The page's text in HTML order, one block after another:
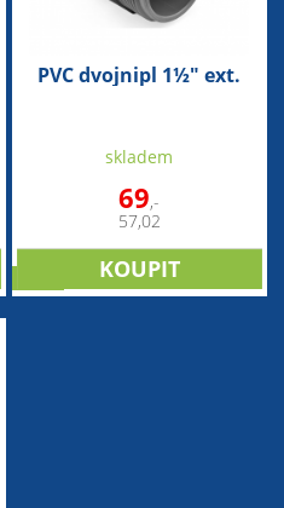
PVC dvojnipl 1½" ext.
skladem
69,-
57,02